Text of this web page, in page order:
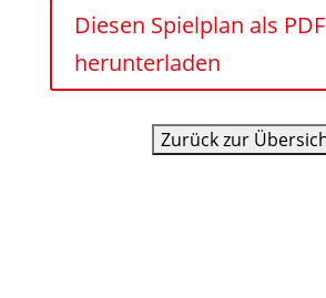
Diesen Spielplan als PDF
herunterladen